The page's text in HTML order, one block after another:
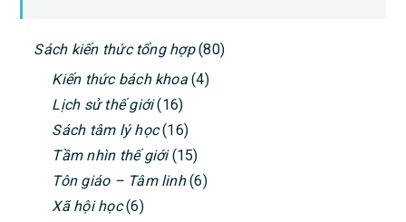
PRIMARY
SIDEBAR
Sách kiến thức tổng hợp(80)
Kiến thức bách khoa(4)
Lịch sử thế giới(16)
Sách tâm lý học(16)
Tầm nhìn thế giới(15)
Tôn giáo – Tâm linh(6)
Xã hội học(6)